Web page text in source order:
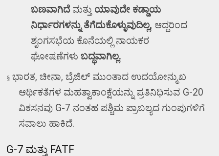
ಬಣವಾಗಿದೆ ಮತ್ತು ಯಾವುದೇ ಕಡ್ಡಾಯ
ನಿರ್ಧಾರಗಳನ್ನು ತೆಗೆದುಕೊಳ್ಳುವುದಿಲ್ಲ, ಆದ್ದರಿಂದ
ಶೃಂಗಸಭೆಯ ಕೊನೆಯಲ್ಲಿ ನಾಯಕರ
ಘೋಷಣೆಗಳು ಬದ್ಧವಾಗಿಲ್ಲ.
§ ಭಾರತ,ಚೀನಾ,ಬ್ರೆಜಿಲ್ ಮುಂತಾದ ಉದಯೋನ್ಮುಖ
ಆರ್ಥಿಕತೆಗಳ ಮಹತ್ವಾಕಾಂಕ್ಷೆಯನ್ನು ಪ್ರತಿನಿಧಿಸುವ G-20
ವಿಕಸನವು G-7 ನಂತಹ ಪಶ್ಚಿಮ ಪ್ರಾಬಲ್ಯದ ಗುಂಪುಗಳಿಗೆ
ಸವಾಲು ಹಾಕಿದೆ.
G-7 ಮತ್ತು FATF